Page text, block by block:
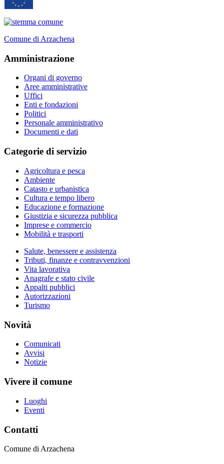
Comune di Arzachena
Amministrazione
Organi di governo
Aree amministrative
Uffici
Enti e fondazioni
Politici
Personale amministrativo
Documenti e dati
Categorie di servizio
Agricoltura e pesca
Ambiente
Catasto e urbanistica
Cultura e tempo libero
Educazione e formazione
Giustizia e sicurezza pubblica
Imprese e commercio
Mobilità e trasporti
Salute, benessere e assistenza
Tributi, finanze e contravvenzioni
Vita lavorativa
Anagrafe e stato civile
Appalti pubblici
Autorizzazioni
Turismo
Novità
Comunicati
Avvisi
Notizie
Vivere il comune
Luoghi
Eventi
Contatti
Comune di Arzachena